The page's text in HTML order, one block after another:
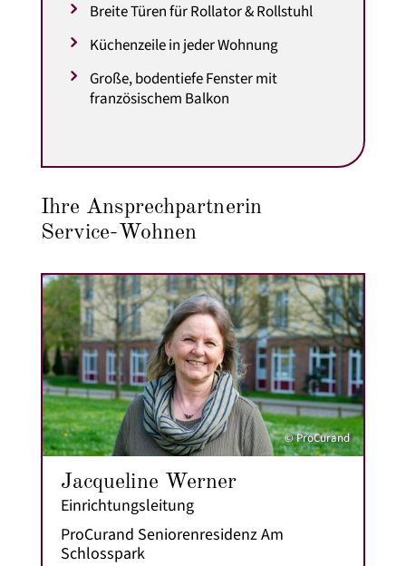
Breite Türen für Rollator & Rollstuhl
Küchenzeile in jeder Wohnung
Große, bodentiefe Fenster mit
französischem Balkon
Ihre Ansprechpartnerin
Service-Wohnen
© ProCurand
Jacqueline Werner
Einrichtungsleitung
ProCurand Seniorenresidenz Am
Schlosspark